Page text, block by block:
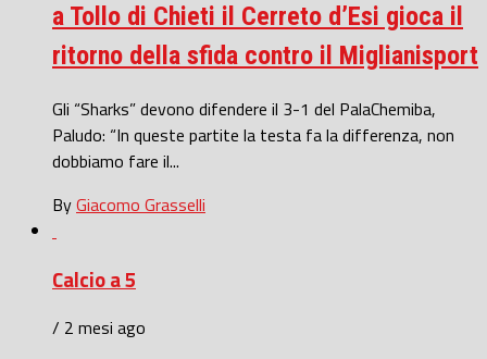
a Tollo di Chieti il Cerreto d’Esi gioca il
ritorno della sfida contro il Miglianisport
Gli “Sharks” devono difendere il 3-1 del PalaChemiba,
Paludo: “In queste partite la testa fa la differenza, non
dobbiamo fare il...
ByGiacomo Grasselli
Calcio a 5
/ 2 mesi ago